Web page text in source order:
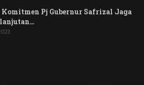
Pj Gubernur Safrizal Jaga